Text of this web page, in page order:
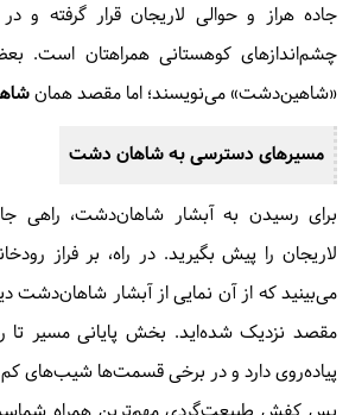
جاده هراز و حوالی لاریجان قرار گرفته و
چشم‌اندازهای کوهستانی همراهتان است.
«شاهین‌دشت» می‌نویسند؛ اما مقصد همان
مسیرهای دسترسی بهشاهان دشت
برای رسیدن به آبشار شاهان‌دشت، راهی
لاریجان را پیش بگیرید. در راه، بر فراز
می‌بینید که از آن نمایی از آبشار شاهان‌دشت
مقصد نزدیک شده‌اید. بخش پایانی مسیر تا
پیاده‌روی دارد و در برخی قسمت‌ها شیب‌های کم